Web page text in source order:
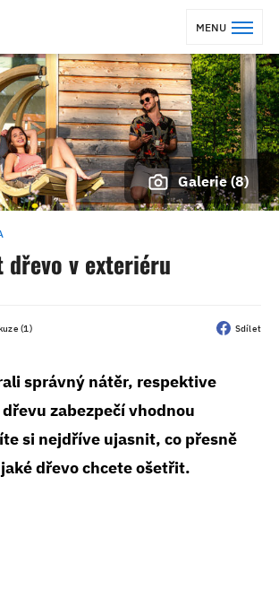
MENU
Galerie (8)
v exteriéru
(1) Sdílet
správný nátěr, respektive
zabezpečí vhodnou
si nejdříve ujasnit, co přesně
dřevo chcete ošetřit.